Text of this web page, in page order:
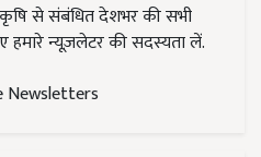
से संबंधित देशभर की सभी
न्यूज़लेटर की सदस्यता लें.
Newsletters